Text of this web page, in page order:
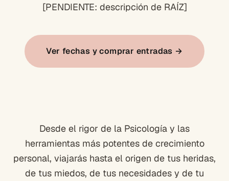
[PENDIENTE: descripción de RAÍZ]
Ver fechas y comprar entradas →
Desde el rigor de la Psicología y las
herramientas más potentes de crecimiento
personal, viajarás hasta el origen de tus heridas,
de tus miedos, de tus necesidades y de tu